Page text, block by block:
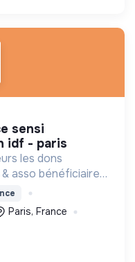
idf - paris
les dons
asso bénéficiaires.
Gaspi citoyen.
au Zéro Déchet.
Paris, France